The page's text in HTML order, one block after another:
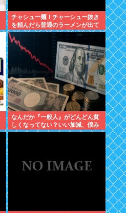
チャシュー麺！チャーシュー抜き
を頼んだら普通のラーメンが出て
きたんだが、これっておかしくね
え？
なんだか『一般人』がどんどん貧
しくなってない？いい加減、僕み
たいに副業したら？週に2日休む